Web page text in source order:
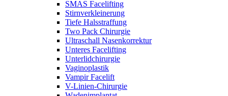
SMAS Facelifting
Stirnverkleinerung
Tiefe Halsstraffung
Two Pack Chirurgie
Ultraschall Nasenkorrektur
Unteres Facelifting
Unterlidchirurgie
Vaginoplastik
Vampir Facelift
V-Linien-Chirurgie